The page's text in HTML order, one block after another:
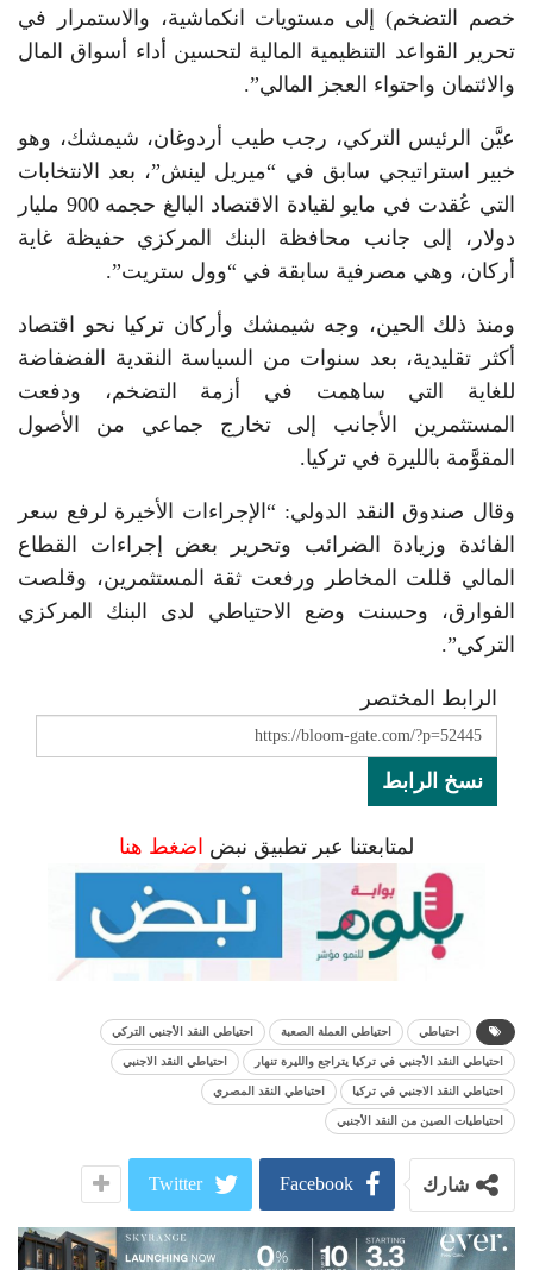
خصم التضخم) إلى مستويات انكماشية، والاستمرار في
تحرير القواعد التنظيمية المالية لتحسين أداء أسواق المال
والائتمان واحتواء العجز المالي”.
عيَّن الرئيس التركي، رجب طيب أردوغان، شيمشك، وهو
خبير استراتيجي سابق في “ميريل لينش”، بعد الانتخابات
التي عُقدت في مايو لقيادة الاقتصاد البالغ حجمه 900 مليار
دولار، إلى جانب محافظة البنك المركزي حفيظة غاية
أركان، وهي مصرفية سابقة في “وول ستريت”.
ومنذ ذلك الحين، وجه شيمشك وأركان تركيا نحو اقتصاد
أكثر تقليدية، بعد سنوات من السياسة النقدية الفضفاضة
للغاية التي ساهمت في أزمة التضخم، ودفعت
المستثمرين الأجانب إلى تخارج جماعي من الأصول
المقوَّمة بالليرة في تركيا.
وقال صندوق النقد الدولي: “الإجراءات الأخيرة لرفع سعر
الفائدة وزيادة الضرائب وتحرير بعض إجراءات القطاع
المالي قللت المخاطر ورفعت ثقة المستثمرين، وقلصت
الفوارق، وحسنت وضع الاحتياطي لدى البنك المركزي
التركي”.
الرابط المختصر
نسخ الرابط
لمتابعتنا عبر تطبيق نبض اضغط هنا
احتياطي احتياطي العملة الصعبة احتياطي النقد الأجنبي التركي
احتياطي النقد الأجنبي في تركيا يتراجع والليرة تنهار احتياطي النقد الاجنبي
احتياطي النقد الاجنبي في تركيا احتياطي النقد المصري
احتياطيات الصين من النقد الأجنبي
شارك Facebook
Twitter